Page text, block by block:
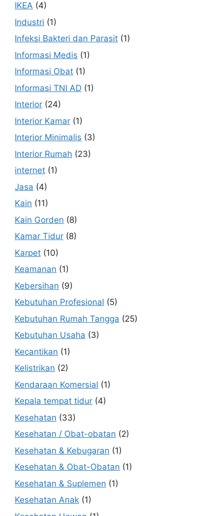
IKEA (4)
Industri (1)
Infeksi Bakteri dan Parasit (1)
Informasi Medis (1)
Informasi Obat (1)
Informasi TNI AD (1)
Interior (24)
Interior Kamar (1)
Interior Minimalis (3)
Interior Rumah (23)
internet (1)
Jasa (4)
Kain (11)
Kain Gorden (8)
Kamar Tidur (8)
Karpet (10)
Keamanan (1)
Kebersihan (9)
Kebutuhan Profesional (5)
Kebutuhan Rumah Tangga (25)
Kebutuhan Usaha (3)
Kecantikan (1)
Kelistrikan (2)
Kendaraan Komersial (1)
Kepala tempat tidur (4)
Kesehatan (33)
Kesehatan / Obat-obatan (2)
Kesehatan & Kebugaran (1)
Kesehatan & Obat-Obatan (1)
Kesehatan & Suplemen (1)
Kesehatan Anak (1)